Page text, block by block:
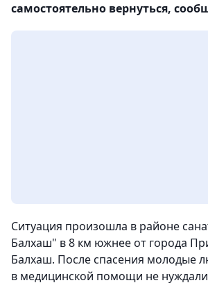
самостоятельно вернуться,
Ситуация произошла в районе
Балхаш" в 8 км южнее от города
Балхаш. После спасения молодые
в медицинской помощи не